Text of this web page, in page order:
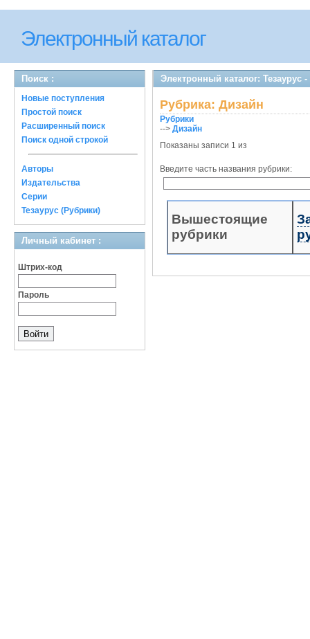
Электронный каталог
Поиск :
Новые поступления
Простой поиск
Расширенный поиск
Поиск одной строкой
Авторы
Издательства
Серии
Тезаурус (Рубрики)
Личный кабинет :
Штрих-код
Пароль
Электронный каталог: Тезаурус
Рубрика: Дизайн
Рубрики
--> Дизайн
Показаны записи 1 из
Введите часть названия рубрики:
Вышестоящие
рубрики